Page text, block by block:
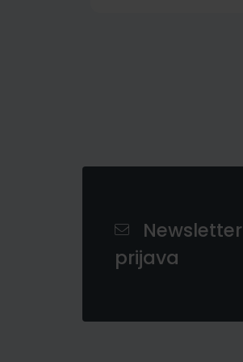
Newsletter
prijava